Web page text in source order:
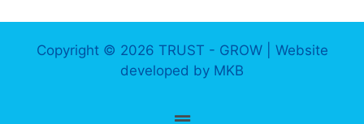
Copyright © 2026 TRUST - GROW | Website
developed by MKB